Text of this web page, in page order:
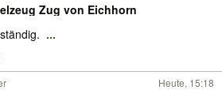
Zug von Eichhorn
...
Heute, 15:18